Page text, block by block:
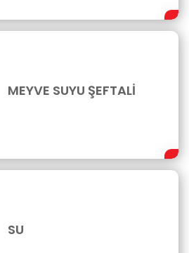
MEYVE SUYU ŞEFTALİ
SU